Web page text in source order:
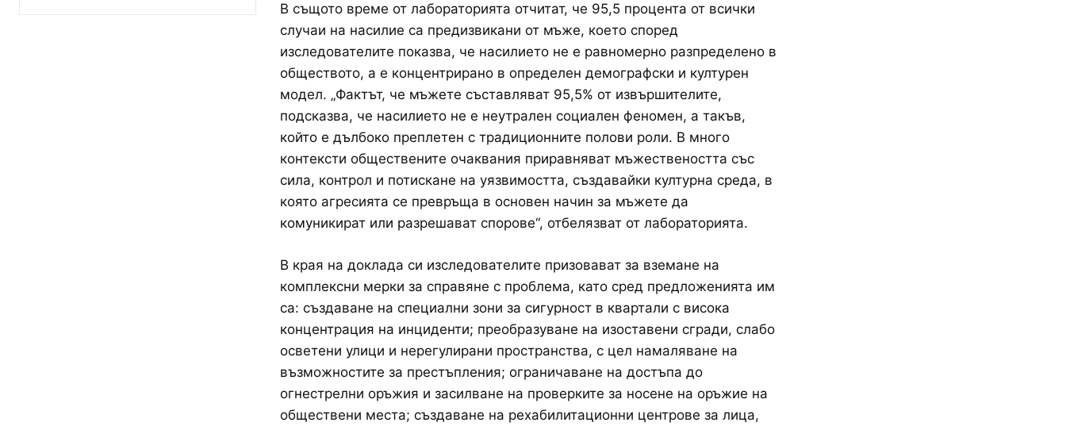
В същото време от лабораторията отчитат, че 95,5 процента от всички
случаи на насилие са предизвикани от мъже, което според
изследователите показва, че насилието не е равномерно разпределено в
обществото, а е концентрирано в определен демографски и културен
модел. „Фактът, че мъжете съставляват 95,5% от извършителите,
подсказва, че насилието не е неутрален социален феномен, а такъв,
който е дълбоко преплетен с традиционните полови роли. В много
контексти обществените очаквания приравняват мъжествеността със
сила, контрол и потискане на уязвимостта, създавайки културна среда, в
която агресията се превръща в основен начин за мъжете да
комуникират или разрешават спорове“, отбелязват от лабораторията.
В края на доклада си изследователите призовават за вземане на
комплексни мерки за справяне с проблема, като сред предложенията им
са: създаване на специални зони за сигурност в квартали с висока
концентрация на инциденти; преобразуване на изоставени сгради, слабо
осветени улици и нерегулирани пространства, с цел намаляване на
възможностите за престъпления; ограничаване на достъпа до
огнестрелни оръжия и засилване на проверките за носене на оръжие на
обществени места; създаване на рехабилитационни центрове за лица,